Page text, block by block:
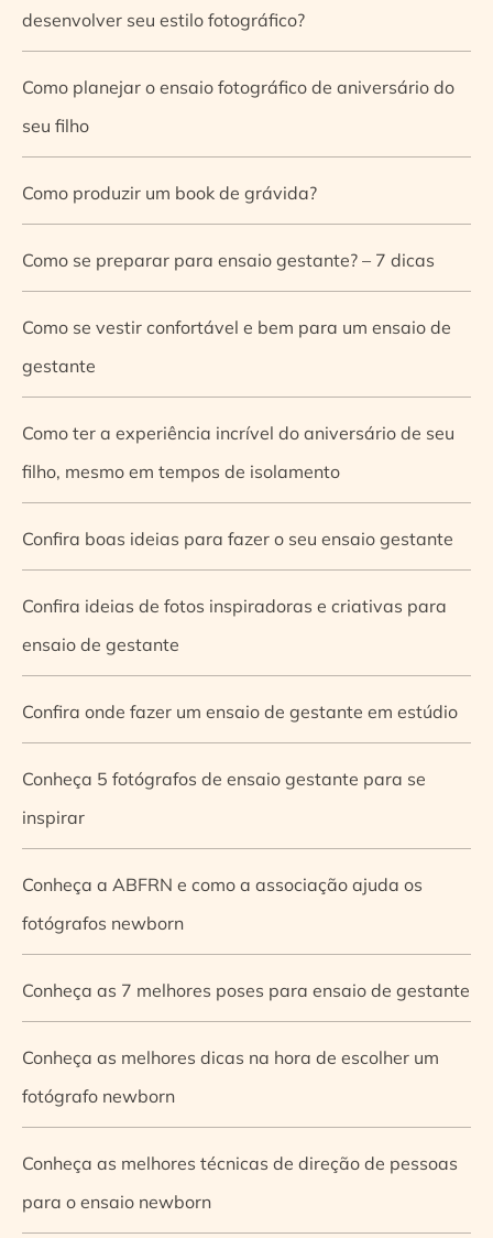
desenvolver seu estilo fotográfico?
Como planejar o ensaio fotográfico de aniversário do
seu filho
Como produzir um book de grávida?
Como se preparar para ensaio gestante? – 7 dicas
Como se vestir confortável e bem para um ensaio de
gestante
Como ter a experiência incrível do aniversário de seu
filho, mesmo em tempos de isolamento
Confira boas ideias para fazer o seu ensaio gestante
Confira ideias de fotos inspiradoras e criativas para
ensaio de gestante
Confira onde fazer um ensaio de gestante em estúdio
Conheça 5 fotógrafos de ensaio gestante para se
inspirar
Conheça a ABFRN e como a associação ajuda os
fotógrafos newborn
Conheça as 7 melhores poses para ensaio de gestante
Conheça as melhores dicas na hora de escolher um
fotógrafo newborn
Conheça as melhores técnicas de direção de pessoas
para o ensaio newborn